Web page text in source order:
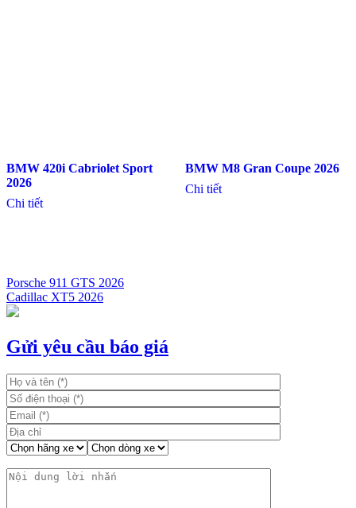
BMW 420i Cabriolet Sport
2026
Chi tiết
BMW M8 Gran Coupe 2026
Chi tiết
Điều
hướng
bài
Porsche 911 GTS 2026
Cadillac XT5 2026
Gửi yêu cầu báo giá